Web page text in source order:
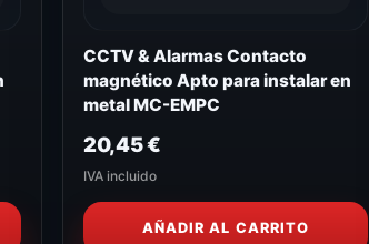
CCTV & Alarmas Contacto
magnético Apto para instalar en
metal MC-EMPC
20,45€
IVA incluido
AÑADIR AL CARRITO